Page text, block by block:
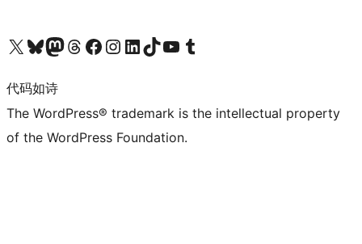
关注我们的 X（原 Twitter）账号访问我们的 Bluesky 账号关注我们的 Mastodon 账号访问我们的 Threads 账号 访问我们的 Facebook 公共主页关注我们的 Instagram 账号 关注我们的 LinkedIn 主页访问我们的 TikTok 账号访问我们的 YouTube 频道 访问我们的 Tumblr 账号
代码如诗
The WordPress® trademark is the intellectual property
of the WordPress Foundation.